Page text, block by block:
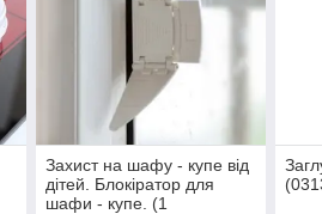
Захист на шафу - купе від
дітей. Блокіратор для
шафи - купе. (1